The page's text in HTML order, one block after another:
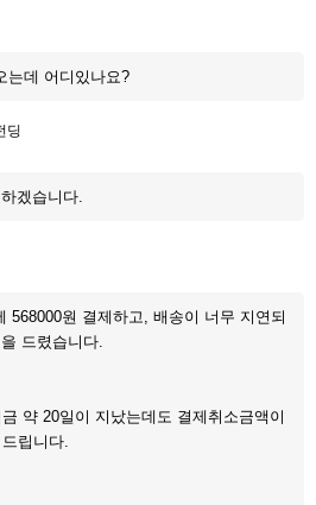
는데 어디있나요?
딩
겠습니다.
568000원 결제하고, 배송이 너무 지연되
드렸습니다.
약 20일이 지났는데도 결제취소금액이
립니다.